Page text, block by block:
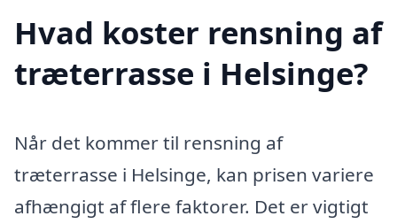
Hvad koster rensning af
træterrasse i Helsinge?
Når det kommer til rensning af
træterrasse i Helsinge, kan prisen variere
afhængigt af flere faktorer. Det er vigtigt